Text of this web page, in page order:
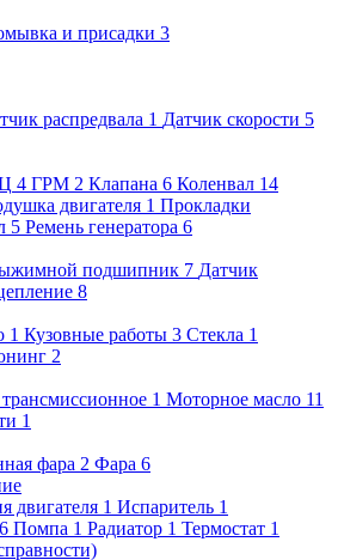
и присадки 3
распредвала 1 Датчик скорости 5
4 ГРМ 2 Клапана 6 Коленвал 14
двигателя 1 Прокладки
5 Ремень генератора 6
подшипник 7 Датчик
8
1 Кузовные работы 3 Стекла 1
2
1 Моторное масло 11
1
фара 2 Фара 6
двигателя 1 Испаритель 1
6 Помпа 1 Радиатор 1 Термостат 1